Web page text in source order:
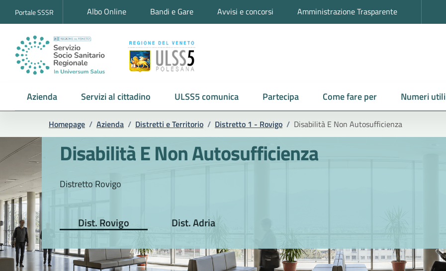
Portale SSSR Albo Online Bandi e Gare Avvisi e concorsi Amministrazione Trasparente
Azienda Servizi al cittadino ULSS5 comunica Partecipa Come fare per Numeri utili
Homepage / Azienda / Distretti e Territorio / Distretto 1 - Rovigo / Disabilità E Non Autosufficienza
Disabilità E Non Autosufficienza
Distretto Rovigo
Dist. Rovigo Dist. Adria